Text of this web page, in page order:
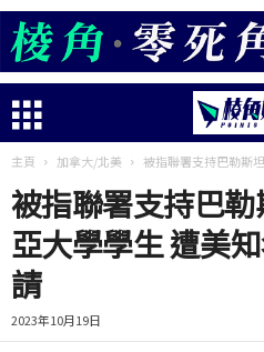
主頁 加拿大/北美 被指聯署支持巴勒斯
被指聯署支持巴
亞大學學生 遭美
請
2023年10月19日